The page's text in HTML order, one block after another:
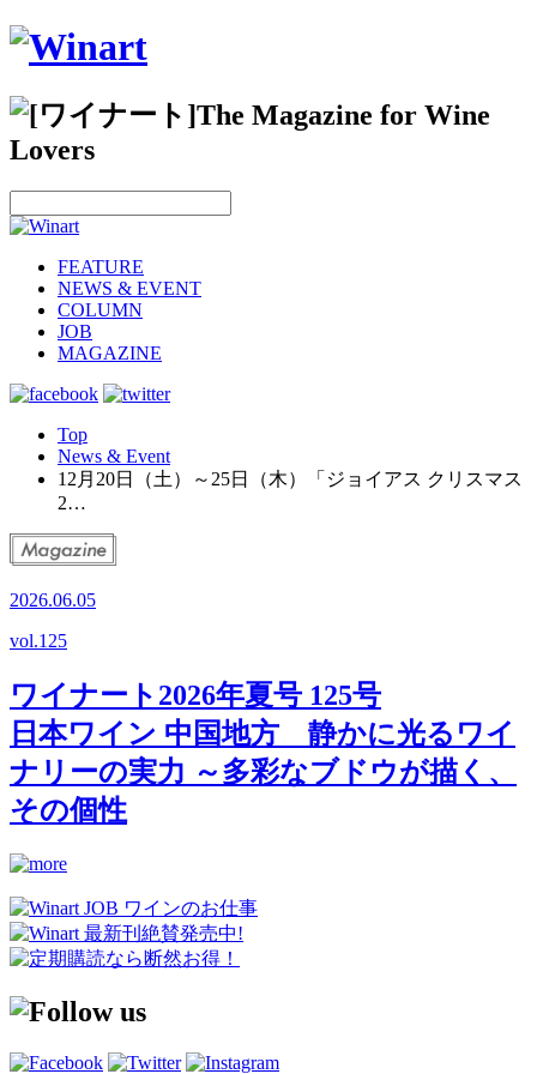
FEATURE
NEWS & EVENT
COLUMN
JOB
MAGAZINE
Top
News & Event
12月20日（土）～25日（木）「ジョイアス クリスマス
2…
2026.06.05
vol.125
ワイナート2026年夏号 125号
日本ワイン 中国地方 静かに光るワイ
ナリーの実力 ～多彩なブドウが描く、
その個性